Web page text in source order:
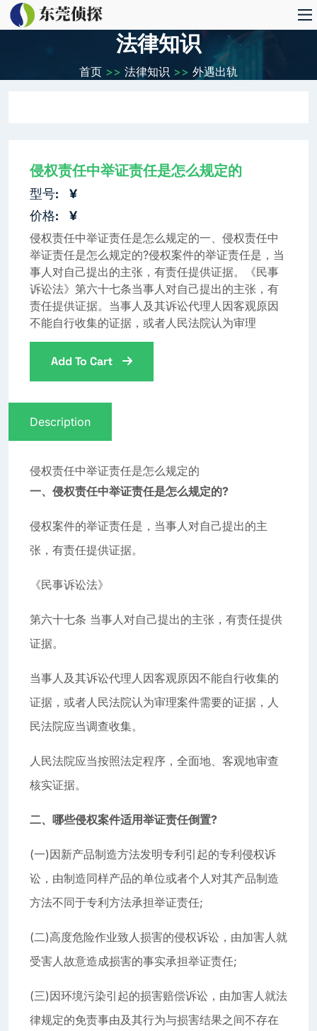
法律知识
首页 >> 法律知识 >> 外遇出轨
侵权责任中举证责任是怎么规定的
型号:
¥
价格:
¥
侵权责任中举证责任是怎么规定的一、侵权责任中
举证责任是怎么规定的?侵权案件的举证责任是，当
事人对自己提出的主张，有责任提供证据。《民事
诉讼法》第六十七条当事人对自己提出的主张，有
责任提供证据。当事人及其诉讼代理人因客观原因
不能自行收集的证据，或者人民法院认为审理
Add To Cart
Description
侵权责任中举证责任是怎么规定的
一、侵权责任中举证责任是怎么规定的?
侵权案件的举证责任是，当事人对自己提出的主
张，有责任提供证据。
《民事诉讼法》
第六十七条 当事人对自己提出的主张，有责任提供
证据。
当事人及其诉讼代理人因客观原因不能自行收集的
证据，或者人民法院认为审理案件需要的证据，人
民法院应当调查收集。
人民法院应当按照法定程序，全面地、客观地审查
核实证据。
二、哪些侵权案件适用举证责任倒置?
(一)因新产品制造方法发明专利引起的专利侵权诉
讼，由制造同样产品的单位或者个人对其产品制造
方法不同于专利方法承担举证责任;
(二)高度危险作业致人损害的侵权诉讼，由加害人就
受害人故意造成损害的事实承担举证责任;
(三)因环境污染引起的损害赔偿诉讼，由加害人就法
律规定的免责事由及其行为与损害结果之间不存在